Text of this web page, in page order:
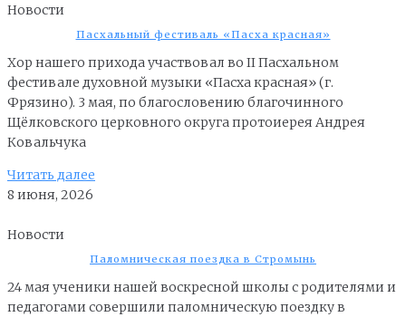
Новости
Пасхальный фестиваль «Пасха красная»
Хор нашего прихода участвовал во II Пасхальном
фестивале духовной музыки «Пасха красная» (г.
Фрязино). 3 мая, по благословению благочинного
Щёлковского церковного округа протоиерея Андрея
Ковальчука
Читать далее
8 июня, 2026
Новости
Паломническая поездка в Стромынь
24 мая ученики нашей воскресной школы с родителями и
педагогами совершили паломническую поездку в